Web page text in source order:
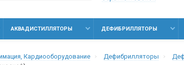
АКВАДИСТИЛЛЯТОРЫ ДЕФИБРИЛЛЯТОРЫ
Кардиооборудование Дефибрилляторы